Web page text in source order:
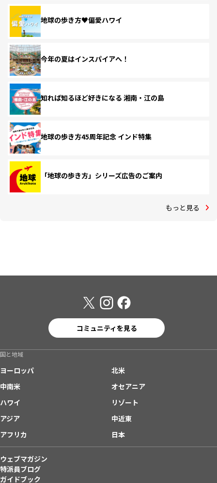
地球の歩き方♥偏愛ハワイ
今年の夏はインスパイアへ！
知れば知るほど好きになる 湘南・江の島
地球の歩き方45周年記念 インド特集
「地球の歩き方」シリーズ広告のご案内
もっと見る
コミュニティを見る
国と地域
ヨーロッパ
北米
中南米
オセアニア
ハワイ
リゾート
アジア
中近東
アフリカ
日本
ウェブマガジン
特派員ブログ
ガイドブック